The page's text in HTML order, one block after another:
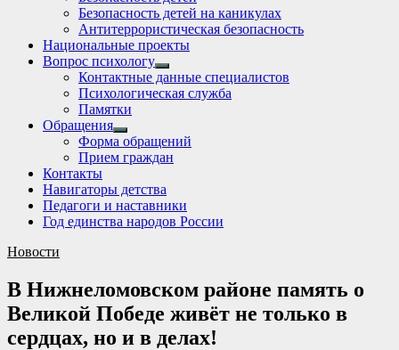
Безопасность детей на каникулах
Антитеррористическая безопасность
Национальные проекты
Вопрос психологу
Show
sub
menu
Контактные данные специалистов
Психологическая служба
Памятки
Обращения
Show
sub
menu
Форма обращений
Прием граждан
Контакты
Навигаторы детства
Педагоги и наставники
Год единства народов России
Новости
В Нижнеломовском районе память о
Великой Победе живёт не только в
сердцах, но и в делах!